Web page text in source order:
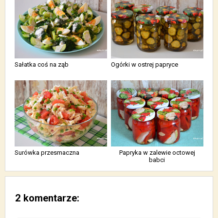
Sałatka coś na ząb Ogórki w ostrej papryce
Surówka przesmaczna
Papryka w zalewie octowej
babci
2 komentarze: